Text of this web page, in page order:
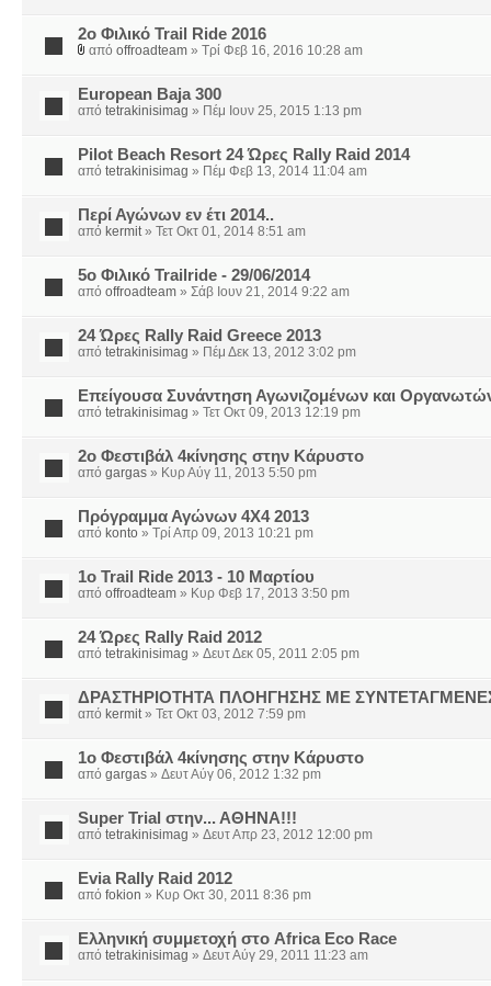
2ο Φιλικό Trail Ride 2016
από offroadteam » Τρί Φεβ 16, 2016 10:28 am
European Baja 300
από tetrakinisimag » Πέμ Ιουν 25, 2015 1:13 pm
Pilot Beach Resort 24 Ώρες Rally Raid 2014
από tetrakinisimag » Πέμ Φεβ 13, 2014 11:04 am
Περί Αγώνων εν έτι 2014..
από kermit» Τετ Οκτ 01, 2014 8:51 am
5ο Φιλικό Trailride - 29/06/2014
από offroadteam » Σάβ Ιουν 21, 2014 9:22 am
24 Ώρες Rally Raid Greece 2013
από tetrakinisimag » Πέμ Δεκ 13, 2012 3:02 pm
Επείγουσα Συνάντηση Αγωνιζομένων και
από tetrakinisimag » Τετ Οκτ 09, 2013 12:19 pm
2o Φεστιβάλ 4κίνησης στην Κάρυστο
από gargas » Κυρ Αύγ 11, 2013 5:50 pm
Πρόγραμμα Αγώνων 4Χ4 2013
από konto » Τρί Απρ 09, 2013 10:21 pm
1o Trail Ride 2013 - 10 Μαρτίου
από offroadteam » Κυρ Φεβ 17, 2013 3:50 pm
24 Ώρες Rally Raid 2012
από tetrakinisimag » Δευτ Δεκ 05, 2011 2:05 pm
ΔΡΑΣΤΗΡΙΟΤΗΤΑ ΠΛΟΗΓΗΣΗΣ ΜΕ
από kermit» Τετ Οκτ 03, 2012 7:59 pm
1o Φεστιβάλ 4κίνησης στην Κάρυστο
από gargas » Δευτ Αύγ 06, 2012 1:32 pm
Super Trial στην... ΑΘΗΝΑ!!!
από tetrakinisimag » Δευτ Απρ 23, 2012 12:00 pm
Evia Rally Raid 2012
από fokion » Κυρ Οκτ 30, 2011 8:36 pm
Ελληνική συμμετοχή στο Africa Eco Race
από tetrakinisimag » Δευτ Αύγ 29, 2011 11:23 am